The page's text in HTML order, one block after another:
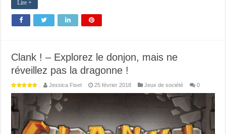
Lire +
Clank ! – Explorez le donjon, mais ne
réveillez pas la dragonne !
Jessica Fiset 25 février 2018 Jeux de société 0